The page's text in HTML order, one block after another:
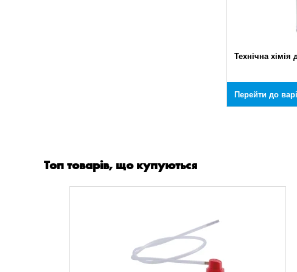
Технічна хімія
Перейти до
Топ товарів, що купуються